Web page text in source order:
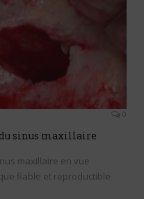
0
sinus maxillaire
maxillaire en vue
fiable et reproductible